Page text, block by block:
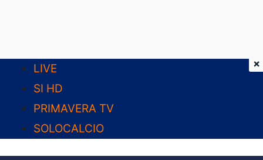
contenuto
LIVE
SI HD
PRIMAVERA TV
SOLOCALCIO
×